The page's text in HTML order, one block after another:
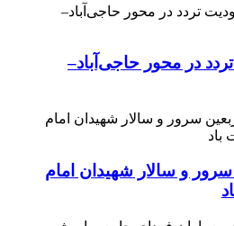
در محور حاجی‌آباد–
و سالار شهیدان امام